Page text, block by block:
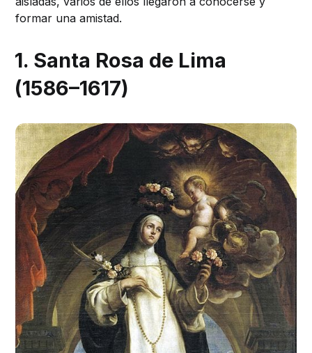
formar una amistad.
1. Santa Rosa de Lima
(1586–1617)